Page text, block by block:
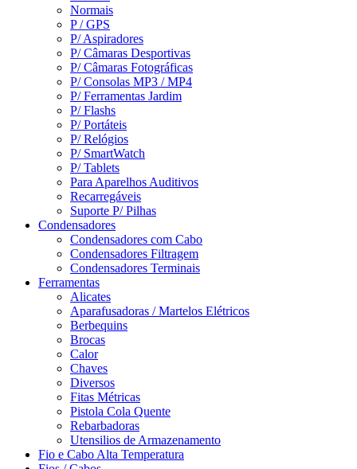
Normais
P / GPS
P/ Aspiradores
P/ Câmaras Desportivas
P/ Câmaras Fotográficas
P/ Consolas MP3 / MP4
P/ Ferramentas Jardim
P/ Flashs
P/ Portáteis
P/ Relógios
P/ SmartWatch
P/ Tablets
Para Aparelhos Auditivos
Recarregáveis
Suporte P/ Pilhas
Condensadores
Condensadores com Cabo
Condensadores Filtragem
Condensadores Terminais
Ferramentas
Alicates
Aparafusadoras / Martelos Elétricos
Berbequins
Brocas
Calor
Chaves
Diversos
Fitas Métricas
Pistola Cola Quente
Rebarbadoras
Utensilios de Armazenamento
Fio e Cabo Alta Temperatura